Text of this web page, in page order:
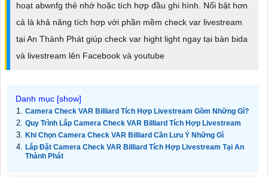
hoạt abwnfg thẻ nhớ hoặc tích hợp đầu ghi hình. Nổi bật hơn
cả là khả năng tích hợp với phần mềm check var livestream
tại An Thành Phát giúp check var hight light ngay tại bàn bida
và livestream lên Facebook và youtube
Camera Check VAR Billiard Tích Hợp Livestream Gồm Những Gì?
Quy Trình Lắp Camera Check VAR Billiard Tích Hợp Livestream
Khi Chọn Camera Check VAR Billiard Cần Lưu Ý Những Gì
Lắp Đặt Camera Check VAR Billiard Tích Hợp Livestream Tại An
Thành Phát